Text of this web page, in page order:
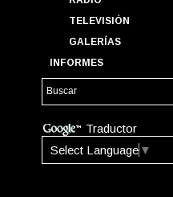
TELEVISIÓN
GALERÍAS
INFORMES
Traductor
Select Language ▼